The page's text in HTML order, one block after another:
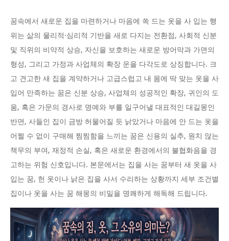
꿈속에서 새로운 집을 마련하거나 마음에 쏙 드는 옷을 사 입는 행
위는 삶의 물리적·심리적 기반을 새로 다지는 전환점, 사회적 신분
및 직위의 비약적 상승, 자신을 보호하는 새로운 방어막과 가면의
형성, 그리고 가정과 사업체의 확장 운을 다각도로 상징합니다. 크
고 견고한 새 집을 계약하거나 고급스럽고 내 몸에 딱 맞는 옷을 사
입어 만족하는 꿈은 신분 상승, 사업체의 성공적인 확장, 귀인의 도
움, 혹은 가문의 경사로 명예와 부를 일구어낼 대표적인 대길몽인
반면, 사들인 집이 금방 허물어질 듯 낡았거나 마음에 안 드는 옷을
어쩔 수 없이 구매해 찜찜함을 느끼는 꿈은 신용의 실추, 원치 않는
책무의 부여, 재정적 손실, 혹은 새로운 환경에서의 불협화음을 경
고하는 위험 신호입니다. 본문에서는 집을 사는 꿈부터 새 옷을 사
입는 꿈, 헌 옷이나 낡은 집을 사서 수리하는 상황까지 세부 조건별
집이나 옷을 사는 꿈 해몽의 비밀을 명쾌하게 해독해 드립니다.